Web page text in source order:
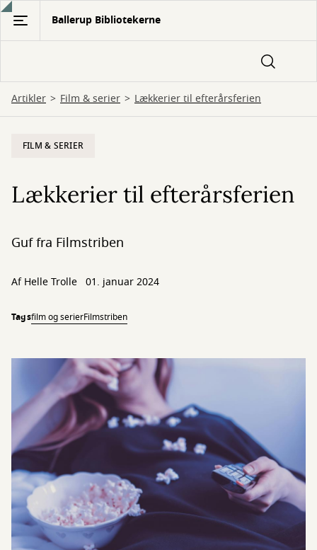
Gå
hovedindhold
Ballerup Bibliotekerne
Artikler Film & serier Lækkerier til efterårsferien
FILM & SERIER
Lækkerier til efterårsferien
Guf fra Filmstriben
Af Helle Trolle 01. januar 2024
Tagsfilm og serierFilmstriben